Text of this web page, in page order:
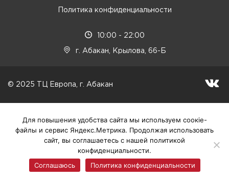
Политика конфиденциальности
10:00 - 22:00
г. Абакан, Крылова, 66-Б
© 2025 ТЦ Европа, г. Абакан
Для повышения удобства сайта мы используем соокіе-
файлы и сервис Яндекс.Метрика. Продолжая использовать
сайт, вы соглашаетесь с нашей политикой
конфиденциальности.
Соглашаюсь
Политика конфиденциальности